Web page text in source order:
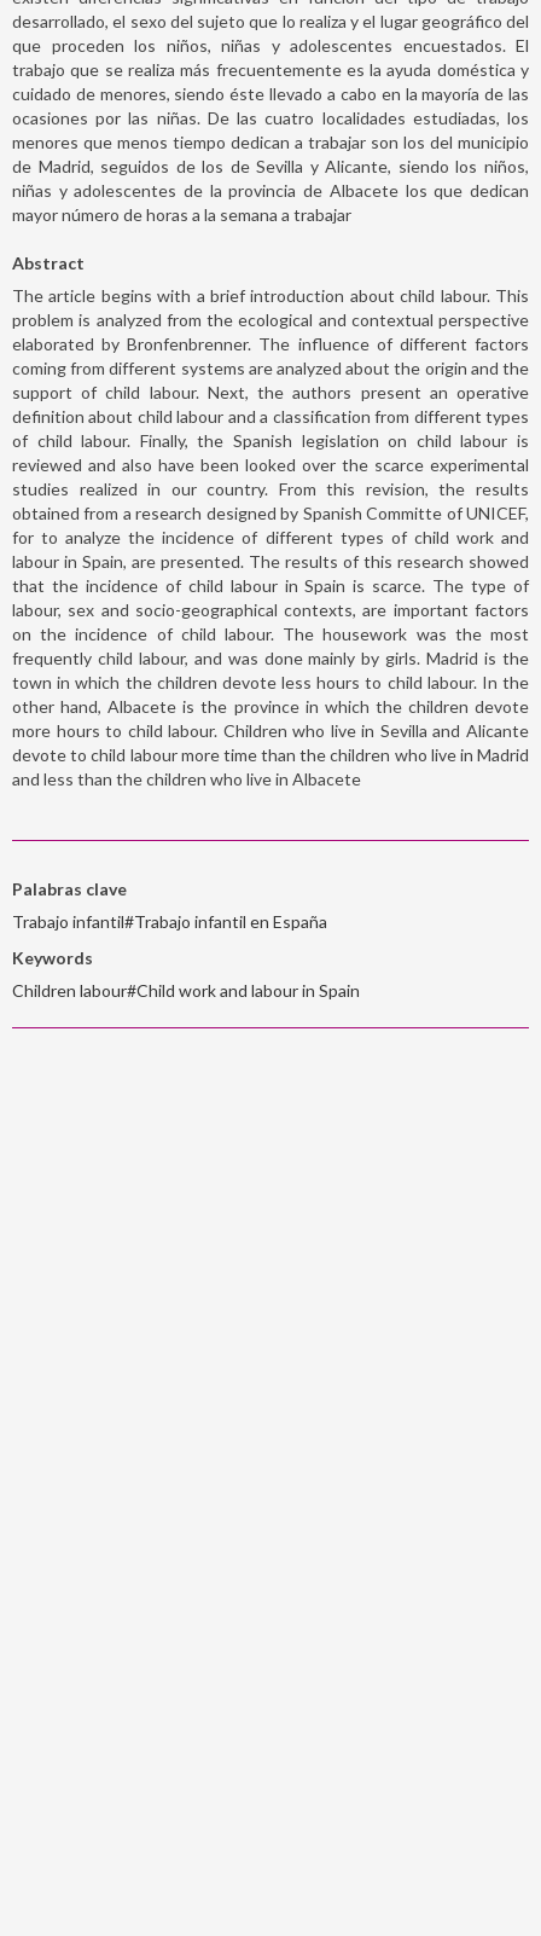
desarrollado, el sexo del sujeto que lo realiza y el lugar geográfico del
que proceden los niños, niñas y adolescentes encuestados. El
trabajo que se realiza más frecuentemente es la ayuda doméstica y
cuidado de menores, siendo éste llevado a cabo en la mayoría de las
ocasiones por las niñas. De las cuatro localidades estudiadas, los
menores que menos tiempo dedican a trabajar son los del municipio
de Madrid, seguidos de los de Sevilla y Alicante, siendo los niños,
niñas y adolescentes de la provincia de Albacete los que dedican
mayor número de horas a la semana a trabajar
Abstract
The article begins with a brief introduction about child labour. This
problem is analyzed from the ecological and contextual perspective
elaborated by Bronfenbrenner. The influence of different factors
coming from different systems are analyzed about the origin and the
support of child labour. Next, the authors present an operative
definition about child labour and a classification from different types
of child labour. Finally, the Spanish legislation on child labour is
reviewed and also have been looked over the scarce experimental
studies realized in our country. From this revision, the results
obtained from a research designed by Spanish Committe of UNICEF,
for to analyze the incidence of different types of child work and
labour in Spain, are presented. The results of this research showed
that the incidence of child labour in Spain is scarce. The type of
labour, sex and socio-geographical contexts, are important factors
on the incidence of child labour. The housework was the most
frequently child labour, and was done mainly by girls. Madrid is the
town in which the children devote less hours to child labour. In the
other hand, Albacete is the province in which the children devote
more hours to child labour. Children who live in Sevilla and Alicante
devote to child labour more time than the children who live in Madrid
and less than the children who live in Albacete
Palabras clave
Trabajo infantil#Trabajo infantil en España
Keywords
Children labour#Child work and labour in Spain